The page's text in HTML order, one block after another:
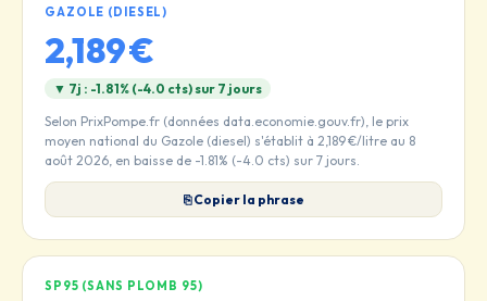
GAZOLE (DIESEL)
2,189 €
▼ 7j : -1.81% (-4.0 cts) sur 7 jours
Selon PrixPompe.fr (données data.economie.gouv.fr), le prix
moyen national du Gazole (diesel) s'établit à 2,189 €/litre au 8
août 2026, en baisse de -1.81% (-4.0 cts) sur 7 jours.
⎘ Copier la phrase
SP95 (SANS PLOMB 95)